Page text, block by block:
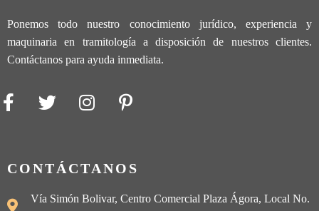
Ponemos todo nuestro conocimiento jurídico, experiencia y
maquinaria en tramitología a disposición de nuestros clientes.
Contáctanos para ayuda inmediata.
CONTÁCTANOS
Vía Simón Bolivar, Centro Comercial Plaza Ágora, Local No.